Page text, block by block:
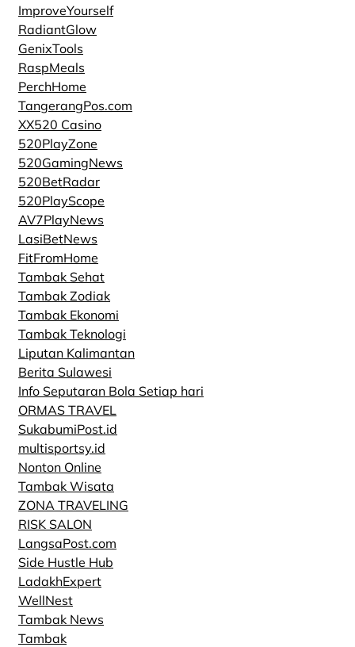
ImproveYourself
RadiantGlow
GenixTools
RaspMeals
PerchHome
TangerangPos.com
XX520 Casino
520PlayZone
520GamingNews
520BetRadar
520PlayScope
AV7PlayNews
LasiBetNews
FitFromHome
Tambak Sehat
Tambak Zodiak
Tambak Ekonomi
Tambak Teknologi
Liputan Kalimantan
Berita Sulawesi
Info Seputaran Bola Setiap hari
ORMAS TRAVEL
SukabumiPost.id
multisportsy.id
Nonton Online
Tambak Wisata
ZONA TRAVELING
RISK SALON
LangsaPost.com
Side Hustle Hub
LadakhExpert
WellNest
Tambak News
Tambak